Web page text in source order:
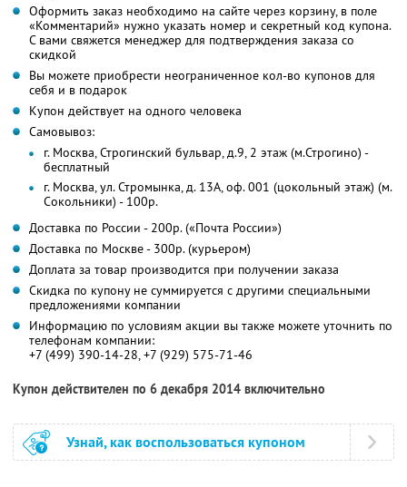
Оформить заказ необходимо на сайте через корзину, в поле
«Комментарий» нужно указать номер и секретный код купона.
С вами свяжется менеджер для подтверждения заказа со
скидкой
Вы можете приобрести неограниченное кол-во купонов для
себя и в подарок
Купон действует на одного человека
Самовывоз:
г. Москва, Строгинский бульвар, д.9, 2 этаж (м.Строгино) -
бесплатный
г. Москва, ул. Стромынка, д. 13А, оф. 001 (цокольный этаж) (м.
Сокольники) - 100р.
Доставка по России - 200р. («Почта России»)
Доставка по Москве - 300р. (курьером)
Доплата за товар производится при получении заказа
Скидка по купону не суммируется с другими специальными
предложениями компании
Информацию по условиям акции вы также можете уточнить по
телефонам компании:
+7 (499) 390-14-28, +7 (929) 575-71-46
Купон действителен по 6 декабря 2014 включительно
Узнай, как воспользоваться купоном